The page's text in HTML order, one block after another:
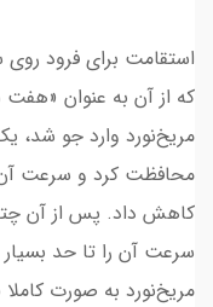
استقامت برای فرود
که از آن به عنوان
مریخ‌نورد وارد جو شد،
محافظت کرد و سرعت آن
کاهش داد. پس از آن
سرعت آن را تا حد
مریخ‌نورد به صورت